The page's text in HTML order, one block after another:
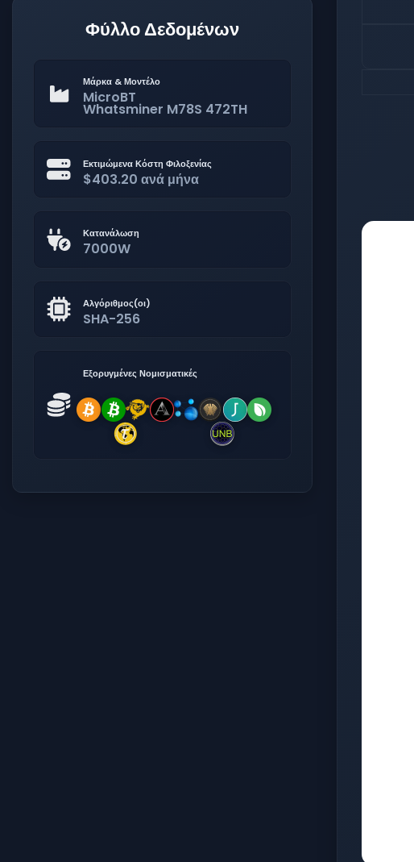
Φύλλο Δεδομένων
Μάρκα & Μοντέλο
MicroBT
Whatsminer M78S 472TH
Εκτιμώμενα Κόστη Φιλοξενίας
$403.20 ανά μήνα
Κατανάλωση
7000W
Αλγόριθμος(οι)
SHA-256
Εξορυγμένες Νομισματικές